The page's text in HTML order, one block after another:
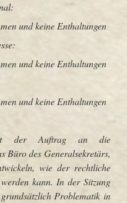
und keine Enthaltungen
und keine Enthaltungen
und keine Enthaltungen
der Auftrag an die
Büro des Generalsekretärs,
wie der rechtliche
kann. In der Sitzung
Problematik in